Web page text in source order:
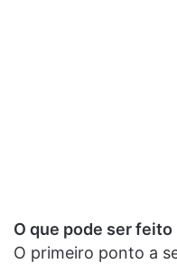
O que pode ser
O primeiro ponto a